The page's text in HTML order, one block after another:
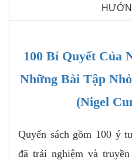
100 Bí Quyết Của
Những Bài Tập
(Nigel
Quyển sách gồm 100 ý
đã trải nghiệm và